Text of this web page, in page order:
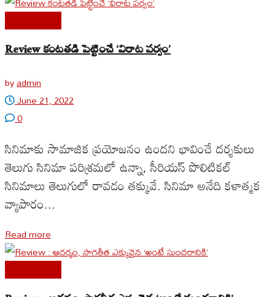
Review కంటతడి పెట్టించే ‘విరాట పర్వం’
byadmin
June 21, 2022
0
సినిమాకు సామాజిక ప్రయోజనం ఉందని భావించే దర్శకులు
తెలుగు సినిమా పరిశ్రమలో ఉన్నా, సీరియస్ పొలిటికల్
సినిమాలు తెలుగులో రావడం తక్కువే. సినిమా అనేది కళాత్మక
వ్యాపారం...
Read more